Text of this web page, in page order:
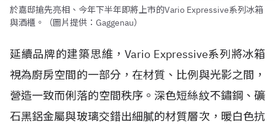
於嘉邸搶先亮相、今年下半年即將上市的Vario Expressive系列冰箱
與酒櫃。（圖片提供：Gaggenau）
延續品牌的建築思維，Vario Expressive系列將冰箱
視為廚房空間的一部分，在材質、比例與光影之間，
營造一致而俐落的空間秩序。深色短絲紋不鏽鋼、礦
石黑鋁金屬與玻璃交錯出細膩的材質層次，暖白色抗